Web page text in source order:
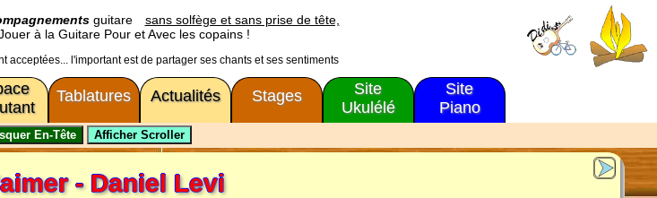
guitare
sans solfège et sans prise de tête,
à la Guitare Pour et Avec les copains !
acceptées... l'important est de partager ses chants et ses sentiments
Tablatures Actualités Stages
Site
Ukulélé
Site
Piano
- Daniel Levi